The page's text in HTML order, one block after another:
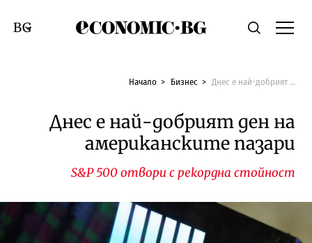
Economic.bgТърсене
Смяна на език
Начало Бизнес Днес е най-добрият ден на американските пазари
Днес е най-добрият ден на
американските пазари
S&P 500 отвори с рекордна стойност